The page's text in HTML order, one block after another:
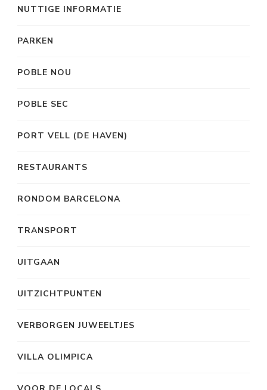
NUTTIGE INFORMATIE
PARKEN
POBLE NOU
POBLE SEC
PORT VELL (DE HAVEN)
RESTAURANTS
RONDOM BARCELONA
TRANSPORT
UITGAAN
UITZICHTPUNTEN
VERBORGEN JUWEELTJES
VILLA OLIMPICA